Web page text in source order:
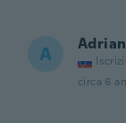
A
circa 6